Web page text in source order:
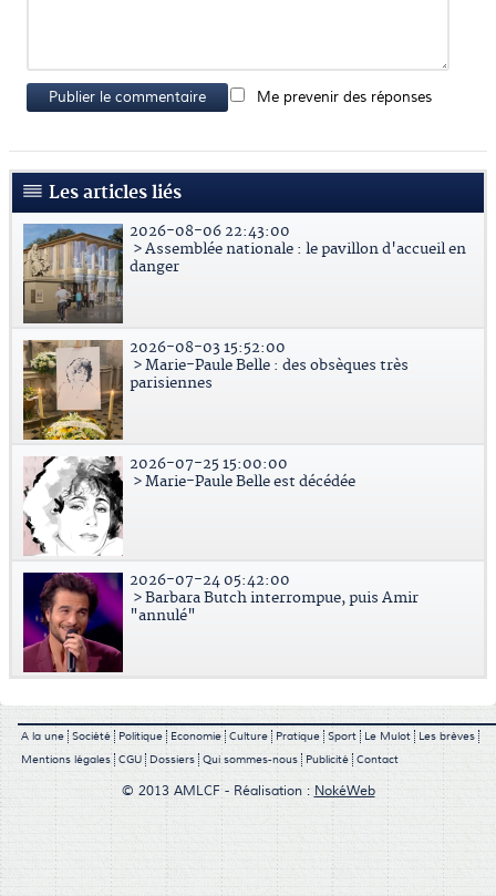
Publier le commentaire Me prevenir des réponses
Les articles liés
2026-08-06 22:43:00
> Assemblée nationale : le pavillon d'accueil en
danger
2026-08-03 15:52:00
> Marie-Paule Belle : des obsèques très
parisiennes
2026-07-25 15:00:00
> Marie-Paule Belle est décédée
2026-07-24 05:42:00
> Barbara Butch interrompue, puis Amir
"annulé"
A la une Société Politique Economie Culture Pratique Sport Le Mulot
Les brèves
Mentions légales CGU Dossiers Qui sommes-nous Publicité Contact
© 2013 AMLCF - Réalisation : NokéWeb